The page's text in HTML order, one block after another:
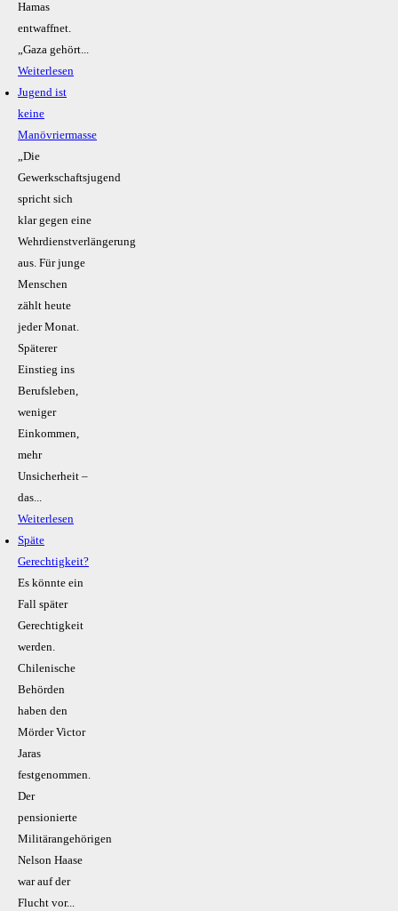
Hamas
entwaffnet.
„Gaza gehört...
Weiterlesen
Jugend ist
keine
Manövriermasse
„Die
Gewerkschaftsjugend
spricht sich
klar gegen eine
Wehrdienstverlängerung
aus. Für junge
Menschen
zählt heute
jeder Monat.
Späterer
Einstieg ins
Berufsleben,
weniger
Einkommen,
mehr
Unsicherheit –
das...
Weiterlesen
Späte
Gerechtigkeit?
Es könnte ein
Fall später
Gerechtigkeit
werden.
Chilenische
Behörden
haben den
Mörder Victor
Jaras
festgenommen.
Der
pensionierte
Militärangehörigen
Nelson Haase
war auf der
Flucht vor...